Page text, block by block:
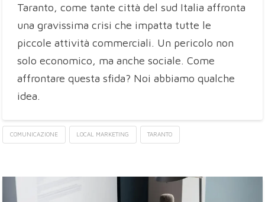
Taranto, come tante città del sud Italia affronta
una gravissima crisi che impatta tutte le
piccole attività commerciali. Un pericolo non
solo economico, ma anche sociale. Come
affrontare questa sfida? Noi abbiamo qualche
idea.
COMUNICAZIONE LOCAL MARKETING TARANTO